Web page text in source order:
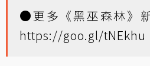
●更多《黑巫森林》
https://goo.gl/tNEkhu